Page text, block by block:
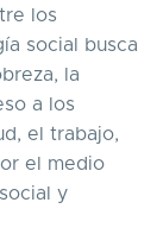
los
social busca
la
a los
el trabajo,
el medio
y